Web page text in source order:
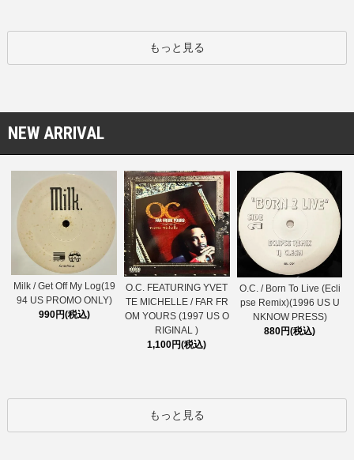
もっと見る
NEW ARRIVAL
Milk / Get Off My Log(19
94 US PROMO ONLY)
990円(税込)
O.C. FEATURING YVET
TE MICHELLE / FAR FR
OM YOURS (1997 US O
RIGINAL )
1,100円(税込)
O.C. / Born To Live (Ecli
pse Remix)(1996 US U
NKNOW PRESS)
880円(税込)
もっと見る